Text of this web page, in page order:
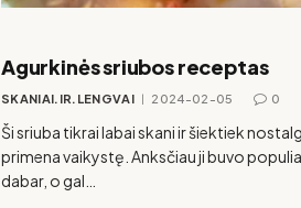
Agurkinės sriubos receptas
SKANIAI.IR.LENGVAI 2024-02-05 0
Ši sriuba tikrai labai skani ir šiektiek
primena vaikystę. Anksčiau ji buvo
dabar, o gal…